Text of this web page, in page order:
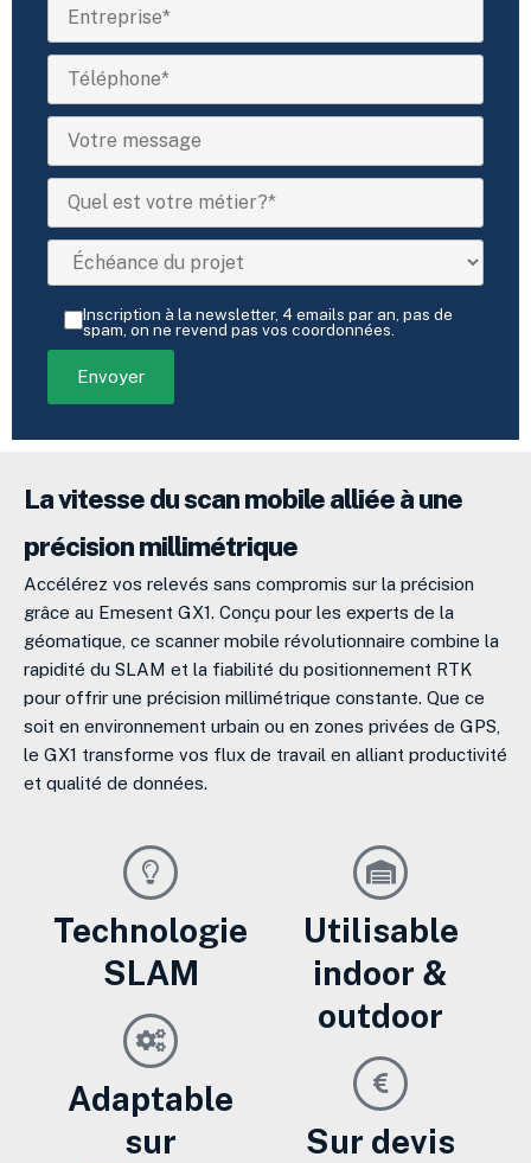
Inscription à la newsletter, 4 emails par an, pas de
spam, on ne revend pas vos coordonnées.
La vitesse du scan mobile alliée à une
précision millimétrique
Accélérez vos relevés sans compromis sur la précision
grâce au Emesent GX1. Conçu pour les experts de la
géomatique, ce scanner mobile révolutionnaire combine la
rapidité du SLAM et la fiabilité du positionnement RTK
pour offrir une précision millimétrique constante. Que ce
soit en environnement urbain ou en zones privées de GPS,
le GX1 transforme vos flux de travail en alliant productivité
et qualité de données.
Technologie
SLAM
Adaptable
sur
Utilisable
indoor &
outdoor
Sur devis